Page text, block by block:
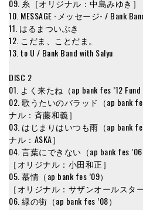
09. 糸［オリジナル：中島みゆき］
10. MESSAGE -メッセージ- / Bank
11. はるまついぶき
12. こだま、ことだま。
13. to U / Bank Band with Salyu
DISC 2
01. よく来たね（ap bank fes ’12 Fund
02. 歌うたいのバラッド（ap bank
ナル：斉藤和義］
03. はじまりはいつも雨（ap bank
ナル：ASKA］
04. 言葉にできない（ap bank fes ’06
［オリジナル：小田和正］
05. 慕情（ap bank fes ’09）
［オリジナル：サザンオールスター
06. 緑の街（ap bank fes ’08）